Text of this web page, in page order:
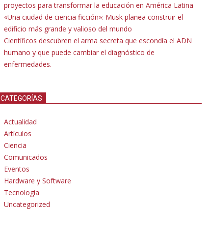
proyectos para transformar la educación en América Latina
«Una ciudad de ciencia ficción»: Musk planea construir el
edificio más grande y valioso del mundo
Científicos descubren el arma secreta que escondía el ADN
humano y que puede cambiar el diagnóstico de
enfermedades.
CATEGORÍAS
Actualidad
Artículos
Ciencia
Comunicados
Eventos
Hardware y Software
Tecnología
Uncategorized